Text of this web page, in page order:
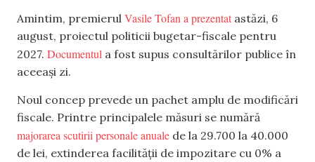
Amintim, premierul Vasile Tofan a prezentat astăzi, 6
august, proiectul politicii bugetar-fiscale pentru
2027. Documentul a fost supus consultărilor publice în
aceeași zi.
Noul concep prevede un pachet amplu de modificări
fiscale. Printre principalele măsuri se numără
majorarea scutirii personale anuale de la 29.700 la 40.000
de lei, extinderea facilității de impozitare cu 0% a